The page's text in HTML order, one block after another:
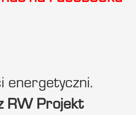
energetyczni.
RW Projekt